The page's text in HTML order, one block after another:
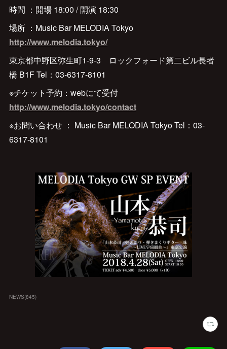
時間 ：開場 18:00 / 開演 18:30
場所 ：Music Bar MELODIA Tokyo
http://www.melodia.tokyo/
東京都中野区弥生町1-9-3 ロックフォード第二ビル長者
橋 B1F Tel：03-6317-8101
※チケット予約：webにて受付
http://www.melodia.tokyo/contact
※お問い合わせ ： Music Bar MELODIA Tokyo Tel：03-
6317-8101
NEWS(845)